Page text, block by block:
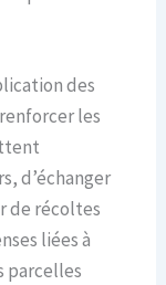
des
les
d’échanger
de récoltes
liées à
parcelles